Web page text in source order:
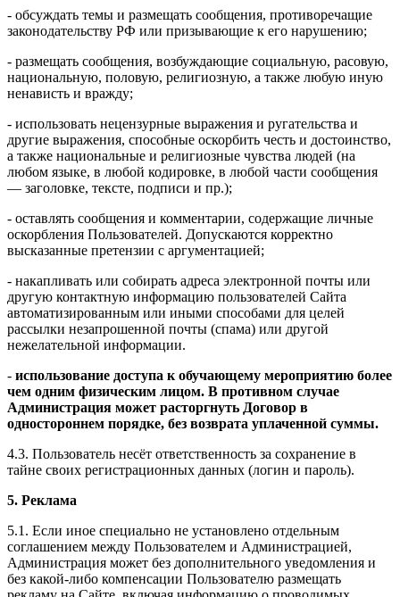
- обсуждать темы и размещать сообщения, противоречащие
законодательству РФ или призывающие к его нарушению;
- размещать сообщения, возбуждающие социальную, расовую,
национальную, половую, религиозную, а также любую иную
ненависть и вражду;
- использовать нецензурные выражения и ругательства и
другие выражения, способные оскорбить честь и достоинство,
а также национальные и религиозные чувства людей (на
любом языке, в любой кодировке, в любой части сообщения
— заголовке, тексте, подписи и пр.);
- оставлять сообщения и комментарии, содержащие личные
оскорбления Пользователей. Допускаются корректно
высказанные претензии с аргументацией;
- накапливать или собирать адреса электронной почты или
другую контактную информацию пользователей Сайта
автоматизированным или иными способами для целей
рассылки незапрошенной почты (спама) или другой
нежелательной информации.
- использование доступа к обучающему мероприятию более
чем одним физическим лицом. В противном случае
Администрация может расторгнуть Договор в
одностороннем порядке, без возврата уплаченной суммы.
4.3. Пользователь несёт ответственность за сохранение в
тайне своих регистрационных данных (логин и пароль).
5. Реклама
5.1. Если иное специально не установлено отдельным
соглашением между Пользователем и Администрацией,
Администрация может без дополнительного уведомления и
без какой-либо компенсации Пользователю размещать